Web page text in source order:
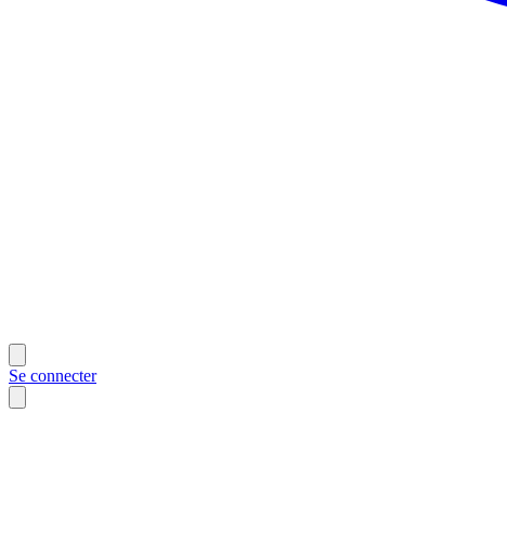
Se connecter